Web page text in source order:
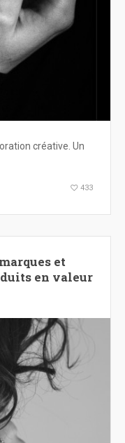
créative. Un
433
et
en valeur